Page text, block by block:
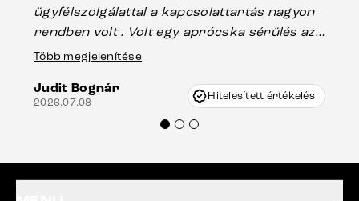
ügyfélszolgálattal a kapcsolattartás nagyon
rendben volt . Volt egy aprócska sérülés az
asztal talpánál, ami szállításkor
nagyon korrekten jártak el az ügyemben.
Mindenkinek ajánlani tudom a Delife
Több megjelenítése
Judit Bognár
2026.07.08 Hitelesített értékelés